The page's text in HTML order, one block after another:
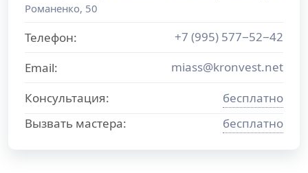
Романенко, 50
Телефон:
+7 (995) 577−52−42
Email:
miass@kronvest.net
Консультация:
бесплатно
Вызвать мастера:
бесплатно